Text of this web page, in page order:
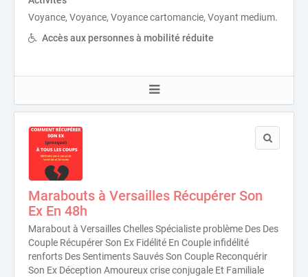
Voyance, Voyance, Voyance cartomancie, Voyant medium.
Accès aux personnes à mobilité réduite
Marabouts à Versailles Récupérer Son
Ex En 48h
Marabout à Versailles Chelles Spécialiste problème Des Des
Couple Récupérer Son Ex Fidélité En Couple infidélité
renforts Des Sentiments Sauvés Son Couple Reconquérir
Son Ex Déception Amoureux crise conjugale Et Familiale